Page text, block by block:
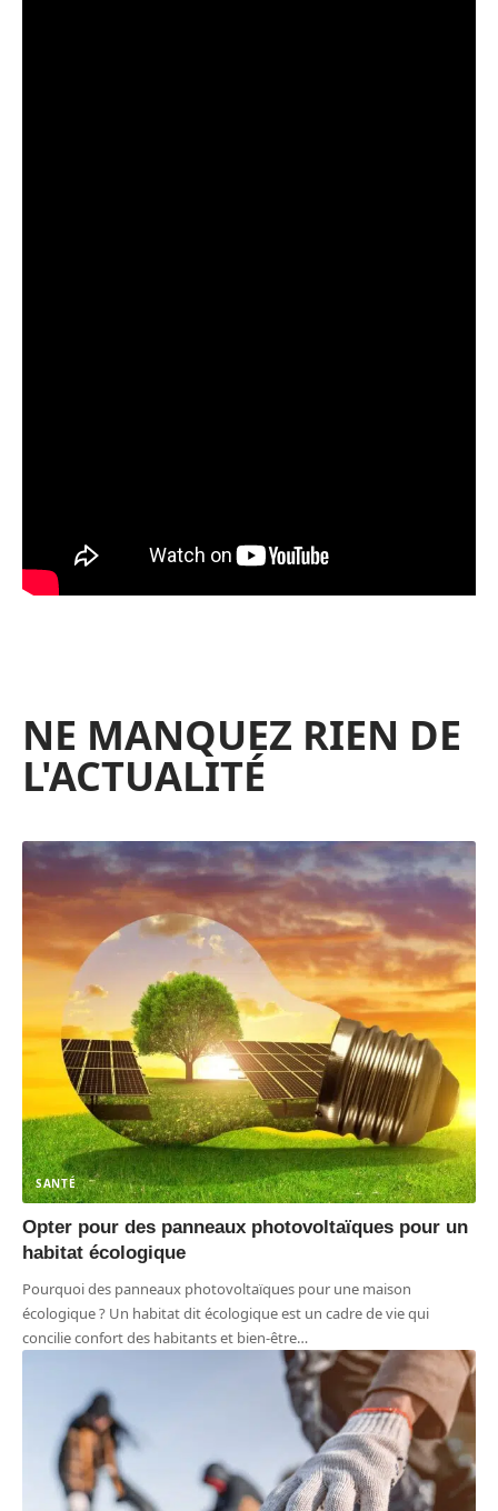
NE MANQUEZ RIEN DE
L'ACTUALITÉ
SANTÉ
Opter pour des panneaux photovoltaïques pour un
habitat écologique
Pourquoi des panneaux photovoltaïques pour une maison
écologique ? Un habitat dit écologique est un cadre de vie qui
concilie confort des habitants et bien-être…